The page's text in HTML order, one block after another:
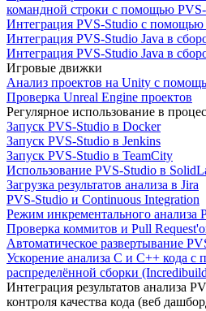
командной строки с помощью
Интеграция PVS-Studio с помощью
Интеграция PVS-Studio Java в
Интеграция PVS-Studio Java в
Игровые движки
Анализ проектов на Unity с
Проверка Unreal Engine проектов
Регулярное использование в
Запуск PVS-Studio в Docker
Запуск PVS-Studio в Jenkins
Запуск PVS-Studio в TeamCity
Использование PVS-Studio в
Загрузка результатов анализа в Jira
PVS-Studio и Continuous Integration
Режим инкрементального анализа
Проверка коммитов и Pull
Автоматическое развертывание
Ускорение анализа C и C++ кода
распределённой сборки
Интеграция результатов анализа
контроля качества кода (веб